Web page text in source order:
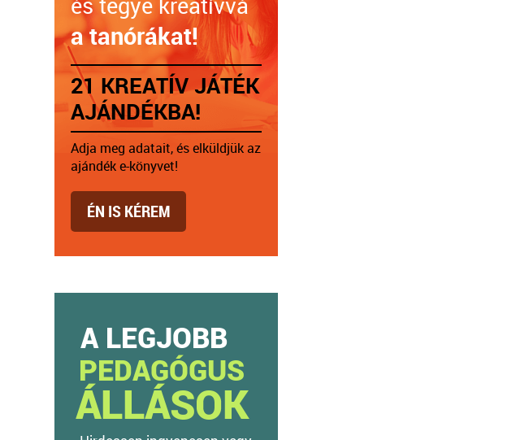
a tanórákat!
21 KREATÍV JÁTÉK
AJÁNDÉKBA!
Adja meg adatait, és elküldjük az
ajándék e-könyvet!
ÉN IS KÉREM